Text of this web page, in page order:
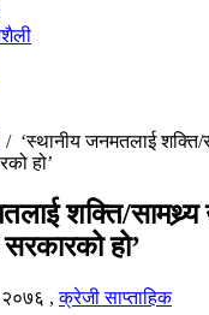
/ ‘स्थानीय जनमतलाई शक्ति/
हो’
शक्ति/
हो’
,क्रेजी साप्ताहिक